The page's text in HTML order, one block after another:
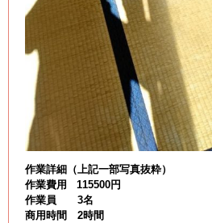
作業詳細（上記一部写真抜粋）
作業費用 115500円
作業員 3名
商用時間 2時間